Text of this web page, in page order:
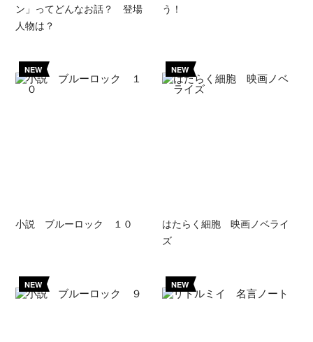
ン」ってどんなお話？ 登場
人物は？
う！
NEW
小説 ブルーロック １０
NEW
はたらく細胞 映画ノベライ
ズ
NEW NEW